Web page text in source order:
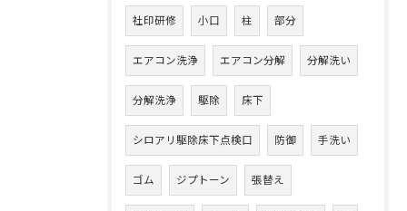
社印研修 小口 柱 部分
エアコン洗浄 エアコン分解 分解洗い
分解洗浄 駆除 床下
シロアリ駆除床下点検口 防御 手洗い
ゴム ジプトーン 張替え